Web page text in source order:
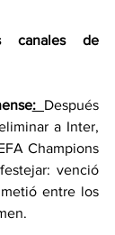
: Después
a Inter,
Champions
venció
entre los